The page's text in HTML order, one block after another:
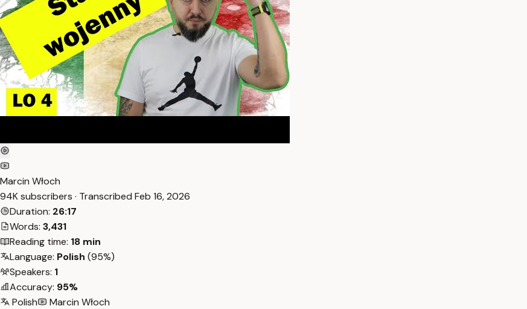
Marcin Włoch
94K subscribers · Transcribed Feb 16, 2026
Duration: 26:17
Words: 3,431
Reading time: 18 min
Language: Polish (95%)
Speakers: 1
Accuracy: 95%
Polish
Marcin Włoch